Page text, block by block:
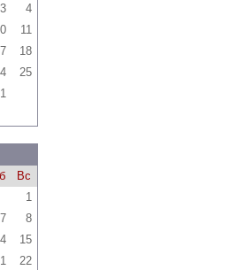
3
4
11
18
25
Вс
1
7
8
15
22